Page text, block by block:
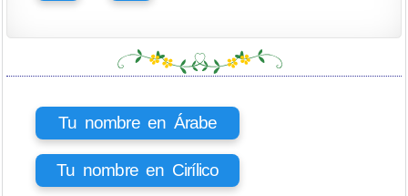
Tu nombre en Árabe
Tu nombre en Cirílico